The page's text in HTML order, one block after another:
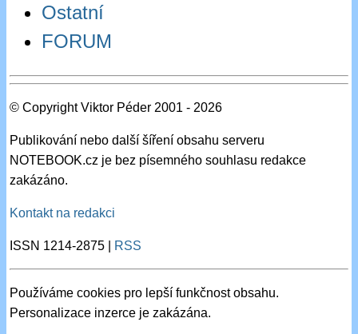
Ostatní
FORUM
© Copyright Viktor Péder 2001 - 2026
Publikování nebo další šíření obsahu serveru
NOTEBOOK.cz je bez písemného souhlasu redakce
zakázáno.
Kontakt na redakci
ISSN 1214-2875 | RSS
Používáme cookies pro lepší funkčnost obsahu.
Personalizace inzerce je zakázána.